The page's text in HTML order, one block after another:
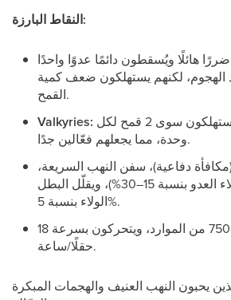
النقاط البارزة:
هائلًا ويُسقطون دائمًا عدوًا واحدًا
الهجوم، لكنهم يستهلكون ضعف كمية
القمح.
Valkyries:
وحدة، مما يجعلهم فعّالين جدًا.
دفاعية)، سفن النهب السريعة،
الإيرل (يقلّل ولاء العدو بنسبة 15–30%)، ويقلّل البطل
الولاء بنسبة 5%.
يحملون 750 من الموارد، ويتحركون بسرعة 18
حقلًا/ساعة.
يحبون النهب العنيف والهجمات المبكرة